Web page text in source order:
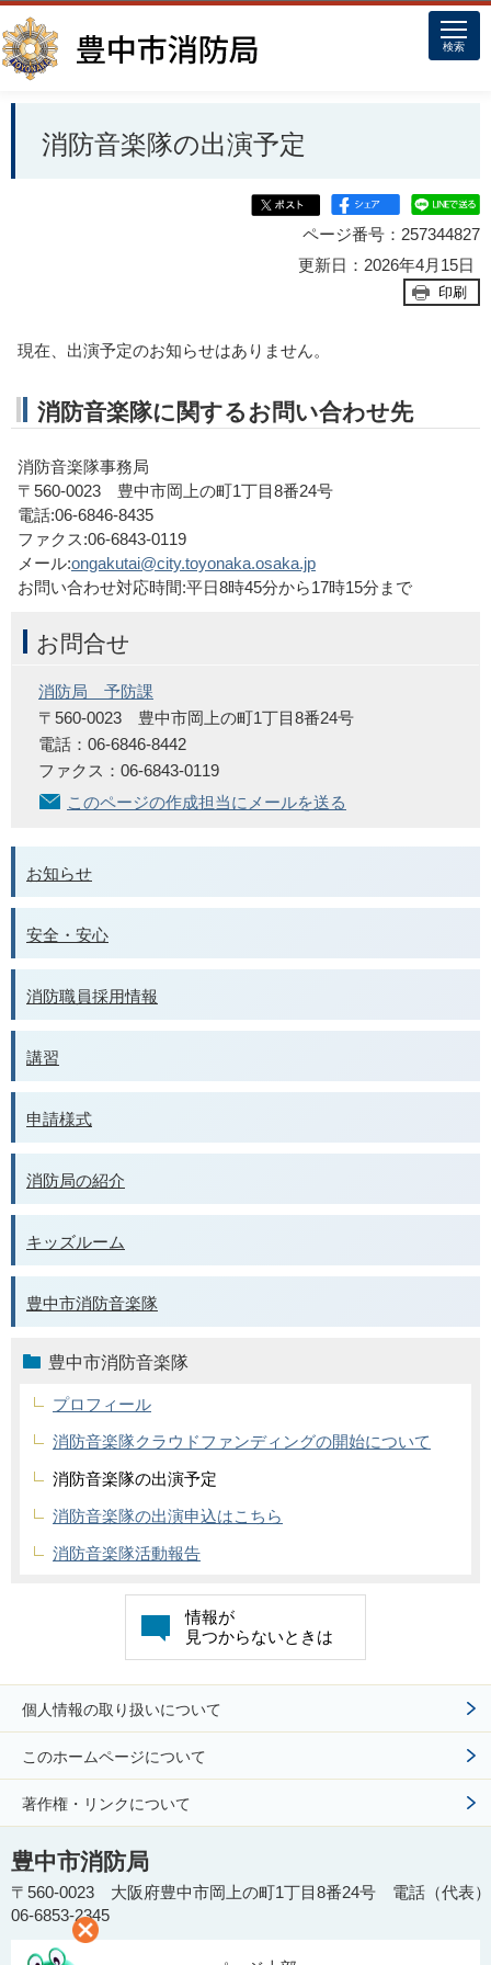
このページの本文へ移動
検索
消防音楽隊の出演予定
ページ番号：257344827
更新日：2026年4月15日
印刷
現在、出演予定のお知らせはありません。
消防音楽隊に関するお問い合わせ先
消防音楽隊事務局
〒560-0023 豊中市岡上の町1丁目8番24号
電話:06-6846-8435
ファクス:06-6843-0119
メール:ongakutai@city.toyonaka.osaka.jp
お問い合わせ対応時間:平日8時45分から17時15分まで
お問合せ
消防局 予防課
〒560-0023 豊中市岡上の町1丁目8番24号
電話：06-6846-8442
ファクス：06-6843-0119
このページの作成担当にメールを送る
お知らせ
安全・安心
消防職員採用情報
講習
申請様式
消防局の紹介
キッズルーム
豊中市消防音楽隊
豊中市消防音楽隊
プロフィール
消防音楽隊クラウドファンディングの開始について
消防音楽隊の出演予定
消防音楽隊の出演申込はこちら
消防音楽隊活動報告
情報が
見つからないときは
個人情報の取り扱いについて
このホームページについて
著作権・リンクについて
豊中市消防局
〒560-0023 大阪府豊中市岡上の町1丁目8番24号 電話（代表）
06-6853-2345